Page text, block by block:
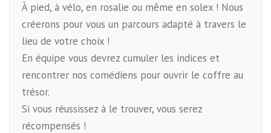
À pied, à vélo, en rosalie ou même en solex ! Nous
créerons pour vous un parcours adapté à travers le
lieu de votre choix !
En équipe vous devrez cumuler les indices et
rencontrer nos comédiens pour ouvrir le coffre au
trésor.
Si vous réussissez à le trouver, vous serez
récompensés !